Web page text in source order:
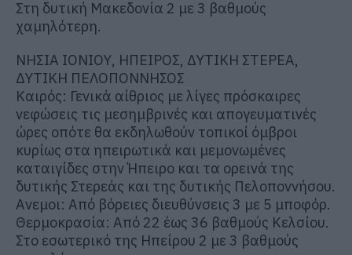
Στη δυτική Μακεδονία 2 με 3 βαθμούς
χαμηλότερη.
ΝΗΣΙΑ ΙΟΝΙΟΥ, ΗΠΕΙΡΟΣ, ΔΥΤΙΚΗ ΣΤΕΡΕΑ,
ΔΥΤΙΚΗ ΠΕΛΟΠΟΝΝΗΣΟΣ
Καιρός: Γενικά αίθριος με λίγες πρόσκαιρες
νεφώσεις τις μεσημβρινές και απογευματινές
ώρες οπότε θα εκδηλωθούν τοπικοί όμβροι
κυρίως στα ηπειρωτικά και μεμονωμένες
καταιγίδες στην Ήπειρο και τα ορεινά της
δυτικής Στερεάς και της δυτικής Πελοποννήσου.
Ανεμοι: Από βόρειες διευθύνσεις 3 με 5 μποφόρ.
Θερμοκρασία: Από 22 έως 36 βαθμούς Κελσίου.
Στο εσωτερικό της Ηπείρου 2 με 3 βαθμούς